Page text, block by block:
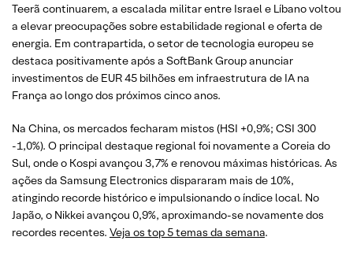
Teerã continuarem, a escalada militar entre Israel e Líbano voltou
a elevar preocupações sobre estabilidade regional e oferta de
energia. Em contrapartida, o setor de tecnologia europeu se
destaca positivamente após a SoftBank Group anunciar
investimentos de EUR 45 bilhões em infraestrutura de IA na
França ao longo dos próximos cinco anos.
Na China, os mercados fecharam mistos (HSI +0,9%; CSI 300
-1,0%). O principal destaque regional foi novamente a Coreia do
Sul, onde o Kospi avançou 3,7% e renovou máximas históricas. As
ações da Samsung Electronics dispararam mais de 10%,
atingindo recorde histórico e impulsionando o índice local. No
Japão, o Nikkei avançou 0,9%, aproximando-se novamente dos
recordes recentes. Veja os top 5 temas da semana.